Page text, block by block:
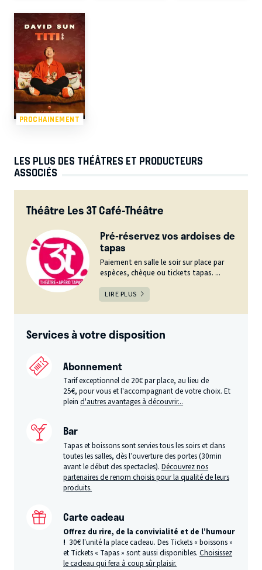
PROCHAINEMENT
LES PLUS DES THÉÂTRES ET PRODUCTEURS
ASSOCIÉS
Théâtre Les 3T Café-Théâtre
Pré-réservez vos ardoises de
tapas
Paiement en salle le soir sur place par
espèces, chèque ou tickets tapas. ...
LIRE PLUS
Services à votre disposition
Abonnement
Tarif exceptionnel de 20€ par place, au lieu de
25€, pour vous et l'accompagnant de votre choix. Et
pleind'autres avantages à découvrir...
Bar
Tapas et boissons sont servies tous les soirs et dans
toutes les salles, dès l’ouverture des portes (30min
avant le début des spectacles).Découvrez nos
partenaires de renom choisis pour la qualité de leurs
produits.
Carte cadeau
Offrez du rire, de la convivialité et de l’humour
! 30€ l’unité la place cadeau. Des Tickets « boissons »
et Tickets « Tapas » sont aussi disponibles.Choisissez
le cadeau qui fera à coup sûr plaisir.